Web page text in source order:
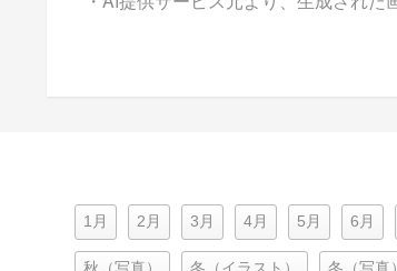
1月 2月 3月 4月 5月 6月